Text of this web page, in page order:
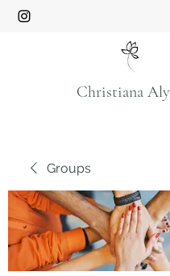
Christiana
Groups